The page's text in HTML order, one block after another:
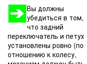
Вы должны
убедиться в том,
что задний
переключатель и петух
установлены ровно (по
отношению к колесу,